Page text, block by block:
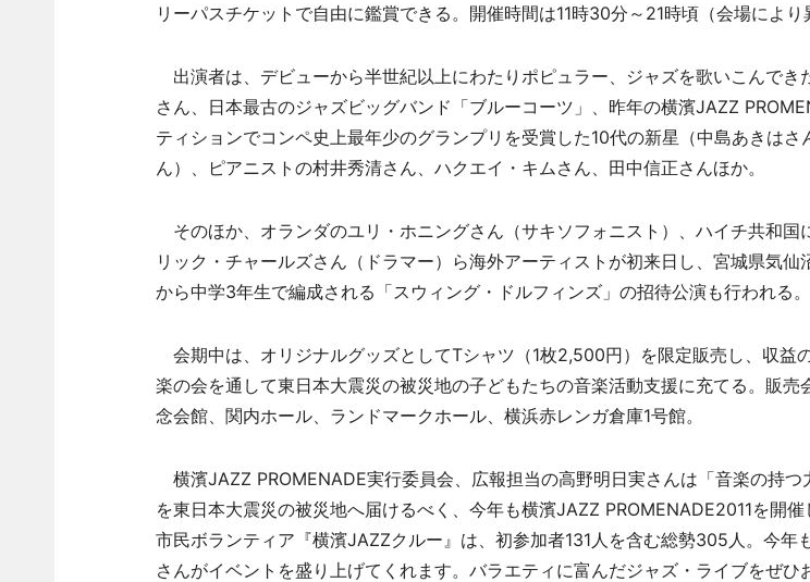
リーパスチケットで自由に鑑賞できる。開催時間は11時30分～21時頃（会場により
出演者は、デビューから半世紀以上にわたりポピュラー、ジャズを歌いこんでき
さん、日本最古のジャズビッグバンド「ブルーコーツ」、昨年の横濱JAZZ
ティションでコンペ史上最年少のグランプリを受賞した10代の新星（中島あきはさ
ん）、ピアニストの村井秀清さん、ハクエイ・キムさん、田中信正さんほか。
そのほか、オランダのユリ・ホニングさん（サキソフォニスト）、ハイチ共和国
リック・チャールズさん（ドラマー）ら海外アーティストが初来日し、宮城県気仙
から中学3年生で編成される「スウィング・ドルフィンズ」の招待公演も行われる。
会期中は、オリジナルグッズとしてTシャツ（1枚2,500円）を限定販売し、収益
楽の会を通して東日本大震災の被災地の子どもたちの音楽活動支援に充てる。販売
念会館、関内ホール、ランドマークホール、横浜赤レンガ倉庫1号館。
横濱JAZZ PROMENADE実行委員会、広報担当の高野明日実さんは「音楽の持つ
を東日本大震災の被災地へ届けるべく、今年も横濱JAZZ PROMENADE2011を開催
市民ボランティア『横濱JAZZクルー』は、初参加者131人を含む総勢305人。今年
さんがイベントを盛り上げてくれます。バラエティに富んだジャズ・ライブをぜひ